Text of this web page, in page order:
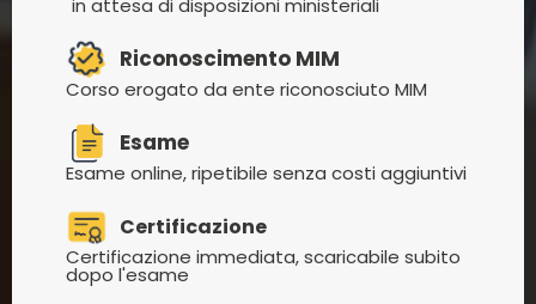
in attesa di disposizioni ministeriali
Riconoscimento MIM
Corso erogato da ente riconosciuto MIM
Esame
Esame online, ripetibile senza costi aggiuntivi
Certificazione
Certificazione immediata, scaricabile subito
dopo l'esame